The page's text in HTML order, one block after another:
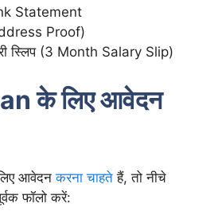
Statement
Proof)
स्लिप (3 Month Salary Slip)
के लिए आवेदन
आवेदनकरना चाहते हैं, तो नीचे
फॉलो करें: